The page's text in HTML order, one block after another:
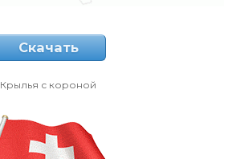
Скачать
Крылья с короной